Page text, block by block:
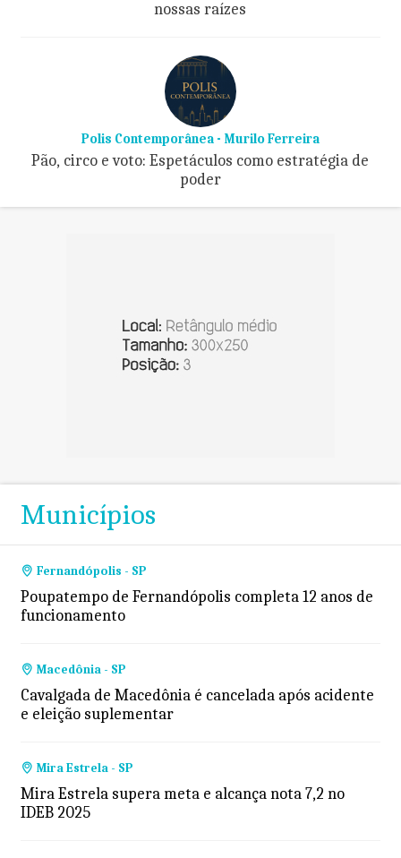
nossas raízes
Polis Contemporânea - Murilo Ferreira
Pão, circo e voto: Espetáculos como estratégia de
poder
Municípios
Fernandópolis - SP
Poupatempo de Fernandópolis completa 12 anos de
funcionamento
Macedônia - SP
Cavalgada de Macedônia é cancelada após acidente
e eleição suplementar
Mira Estrela - SP
Mira Estrela supera meta e alcança nota 7,2 no
IDEB 2025